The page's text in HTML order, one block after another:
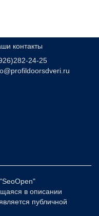
контакты
24-25
"SeoOpen"
в описании
публичной